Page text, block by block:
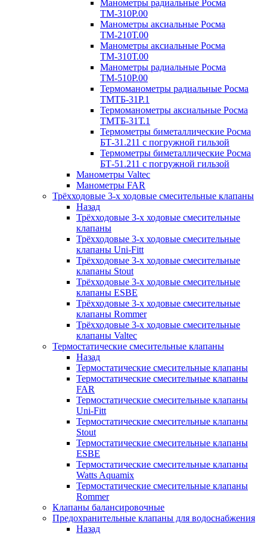
Манометры радиальные Росма
ТМ-310P.00
Манометры аксиальные Росма
ТМ-210Т.00
Манометры аксиальные Росма
ТМ-310Т.00
Манометры радиальные Росма
ТМ-510P.00
Термоманометры радиальные Росма
ТМТБ-31P.1
Термоманометры аксиальные Росма
ТМТБ-31Т.1
Термометры биметаллические Росма
БТ-31.211 с погружной гильзой
Термометры биметаллические Росма
БТ-51.211 с погружной гильзой
Манометры Valtec
Манометры FAR
Трёхходовые 3-х ходовые смесительные клапаны
Назад
Трёхходовые 3-х ходовые смесительные
клапаны
Трёхходовые 3-х ходовые смесительные
клапаны Uni-Fitt
Трёхходовые 3-х ходовые смесительные
клапаны Stout
Трёхходовые 3-х ходовые смесительные
клапаны ESBE
Трёхходовые 3-х ходовые смесительные
клапаны Rommer
Трёхходовые 3-х ходовые смесительные
клапаны Valtec
Термостатические смесительные клапаны
Назад
Термостатические смесительные клапаны
Термостатические смесительные клапаны
FAR
Термостатические смесительные клапаны
Uni-Fitt
Термостатические смесительные клапаны
Stout
Термостатические смесительные клапаны
ESBE
Термостатические смесительные клапаны
Watts Aquamix
Термостатические смесительные клапаны
Rommer
Клапаны балансировочные
Предохранительные клапаны для водоснабжения
Назад